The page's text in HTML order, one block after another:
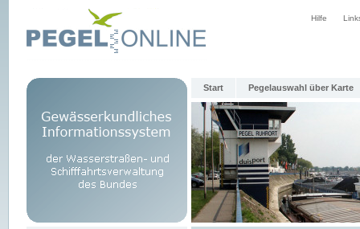
Hilfe
Start Pegelauswahl über Karte